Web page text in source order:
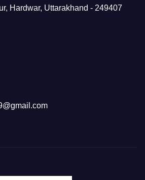
Hardwar, Uttarakhand - 249407